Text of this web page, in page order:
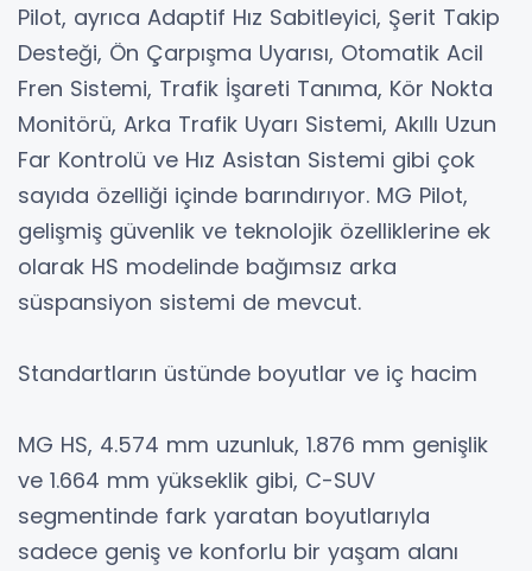
Pilot, ayrıca Adaptif Hız Sabitleyici, Şerit Takip
Desteği, Ön Çarpışma Uyarısı, Otomatik Acil
Fren Sistemi, Trafik İşareti Tanıma, Kör Nokta
Monitörü, Arka Trafik Uyarı Sistemi, Akıllı Uzun
Far Kontrolü ve Hız Asistan Sistemi gibi çok
sayıda özelliği içinde barındırıyor. MG Pilot,
gelişmiş güvenlik ve teknolojik özelliklerine ek
olarak HS modelinde bağımsız arka
süspansiyon sistemi de mevcut.
Standartların üstünde boyutlar ve iç hacim
MG HS, 4.574 mm uzunluk, 1.876 mm genişlik
ve 1.664 mm yükseklik gibi, C-SUV
segmentinde fark yaratan boyutlarıyla
sadece geniş ve konforlu bir yaşam alanı